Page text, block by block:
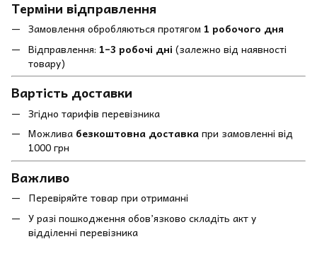
Терміни відправлення
Замовлення обробляються протягом 1 робочого дня
Відправлення: 1–3 робочі дні (залежно від наявності
товару)
Вартість доставки
Згідно тарифів перевізника
Можлива безкоштовна доставкапри замовленні від
1000 грн
Важливо
Перевіряйте товар при отриманні
У разі пошкодження обов’язково складіть акт у
відділенні перевізника